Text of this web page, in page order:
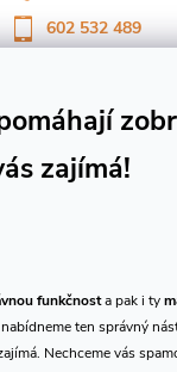
zajímá!
funkčnosta pak i ty
ten správný
Nechceme vás
602 532 489
Sledujte náš vlog